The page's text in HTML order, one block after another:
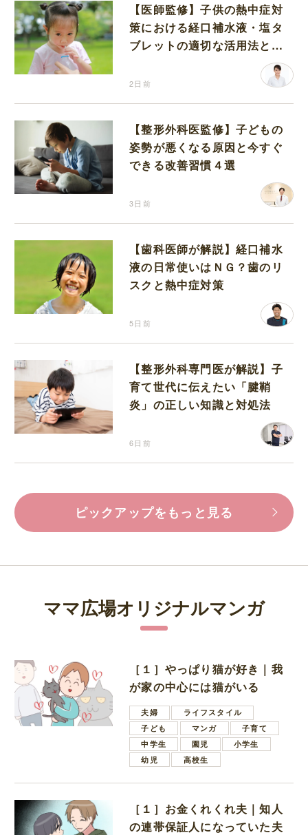
【医師監修】子供の熱中症対
策における経口補水液・塩タ
ブレットの適切な活用法と水
2日前
【整形外科医監修】子どもの
姿勢が悪くなる原因と今すぐ
できる改善習慣４選
3日前
【歯科医師が解説】経口補水
液の日常使いはＮＧ？歯のリ
スクと熱中症対策
5日前
【整形外科専門医が解説】子
育て世代に伝えたい「腱鞘
炎」の正しい知識と対処法
6日前
ピックアップをもっと見る
ママ広場オリジナルマンガ
［１］やっぱり猫が好き｜我
が家の中心には猫がいる
夫婦
ライフスタイル
子ども
マンガ
子育て
中学生
園児
小学生
幼児
高校生
［１］お金くれくれ夫｜知人
の連帯保証人になっていた夫